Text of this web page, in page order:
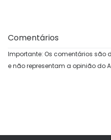
Comentários
Importante: Os comentários são
e não representam a opinião do